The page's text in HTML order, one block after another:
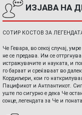
ИЗЈАВА НА
СОТИР КОСТОВ ЗА
Че Гевара, во секој случај,
не се предава. Им се
истражувачите и науката, и
го бараат и среќаваат во
Кордиљери, кои го
Пацификот и Антлантикот.
уште по сигурно е дека Че
сонце, легендата за Че и